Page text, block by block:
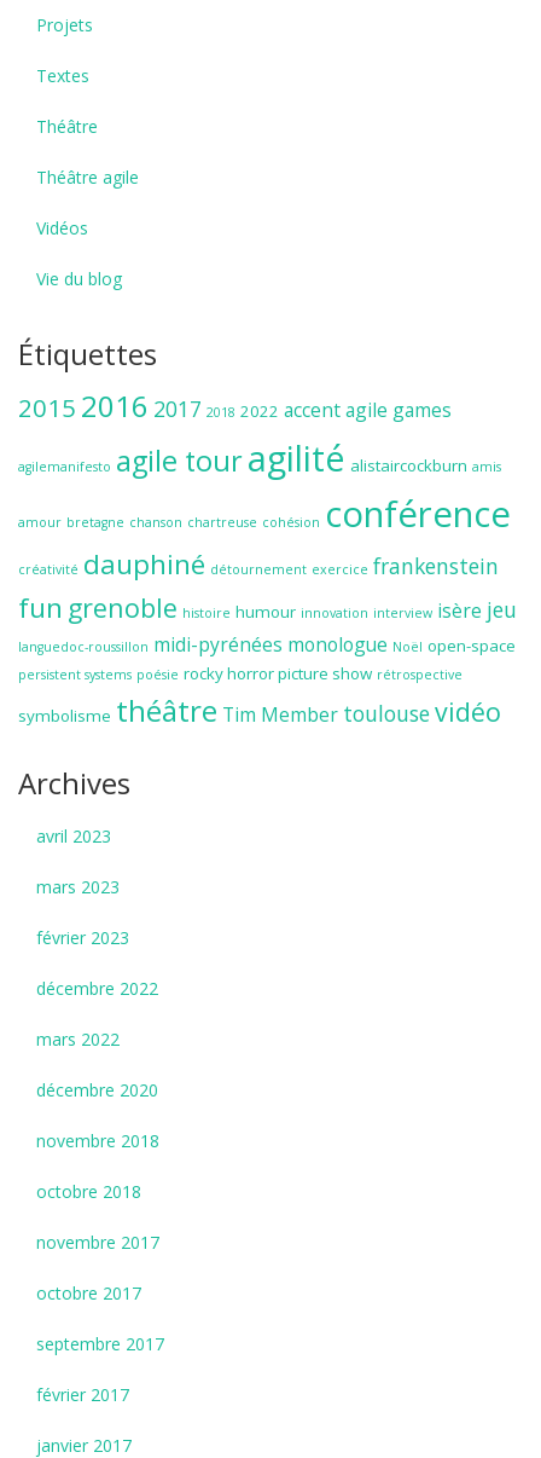
Projets
Textes
Théâtre
Théâtre agile
Vidéos
Vie du blog
Étiquettes
2015 2016 2017 2018 2022 accentagile games
agilemanifesto agile touragilité alistaircockburn amis
amour bretagne chanson chartreuse cohésion conférence
créativité dauphiné détournement exercice frankenstein
fun grenoble histoire humour innovation interview isère jeu
languedoc-roussillon midi-pyrénées monologue Noël open-space
persistent systems poésie rocky horror picture show rétrospective
symbolisme théâtre Tim Member toulousevidéo
Archives
avril 2023
mars 2023
février 2023
décembre 2022
mars 2022
décembre 2020
novembre 2018
octobre 2018
novembre 2017
octobre 2017
septembre 2017
février 2017
janvier 2017